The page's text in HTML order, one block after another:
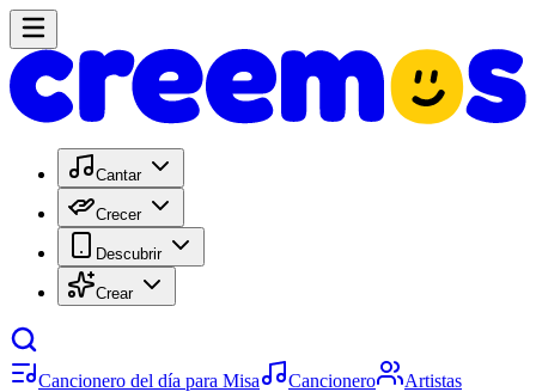
Cantar
Crecer
Descubrir
Crear
Cancionero del día para Misa Cancionero Artistas